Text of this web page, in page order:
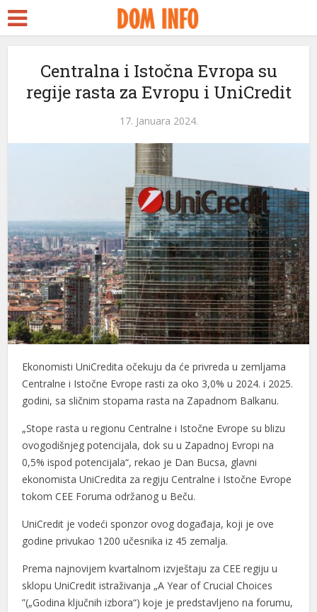
Centralna i Istočna Evropa su
regije rasta za Evropu i UniCredit
17. Januara 2024.
Ekonomisti UniCredita očekuju da će privreda u zemljama
Centralne i Istočne Evrope rasti za oko 3,0% u 2024. i 2025.
godini, sa sličnim stopama rasta na Zapadnom Balkanu.
„Stope rasta u regionu Centralne i Istočne Evrope su blizu
ovogodišnjeg potencijala, dok su u Zapadnoj Evropi na
0,5% ispod potencijala“, rekao je Dan Bucsa, glavni
ekonomista UniCredita za regiju Centralne i Istočne Evrope
tokom CEE Foruma održanog u Beču.
UniCredit je vodeći sponzor ovog događaja, koji je ove
godine privukao 1200 učesnika iz 45 zemalja.
Prema najnovijem kvartalnom izvještaju za CEE regiju u
sklopu UniCredit istraživanja „A Year of Crucial Choices
”(„Godina ključnih izbora“) koje je predstavljeno na forumu,